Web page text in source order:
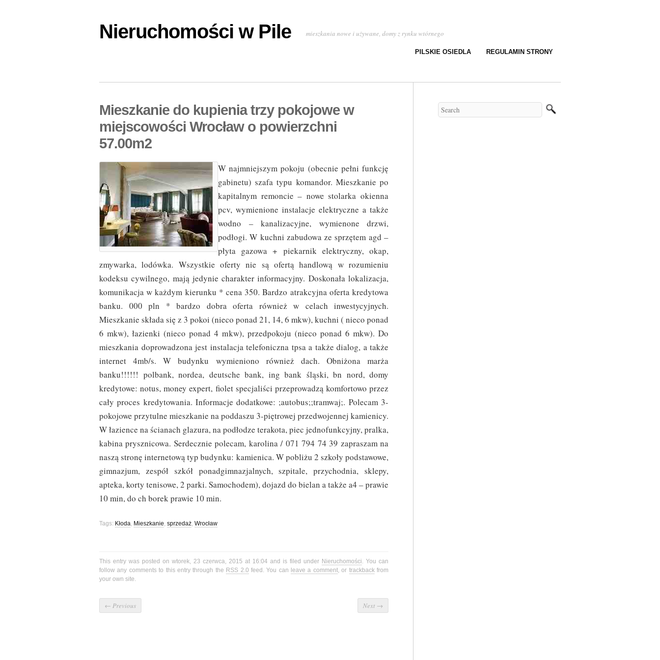
Nieruchomości w Pile mieszkania nowe i używane, domy z rynku wtórnego
PILSKIE OSIEDLA REGULAMIN STRONY
Mieszkanie do kupienia trzy pokojowe w
miejscowości Wrocław o powierzchni
57.00m2
W najmniejszym pokoju (obecnie pełni funkcję
gabinetu) szafa typu komandor. Mieszkanie po
kapitalnym remoncie – nowe stolarka okienna
pcv, wymienione instalacje elektryczne a także
wodno – kanalizacyjne, wymienone drzwi,
podłogi. W kuchni zabudowa ze sprzętem agd –
płyta gazowa + piekarnik elektryczny, okap,
zmywarka, lodówka. Wszystkie oferty nie są ofertą handlową w rozumieniu
kodeksu cywilnego, mają jedynie charakter informacyjny. Doskonała lokalizacja,
komunikacja w każdym kierunku * cena 350. Bardzo atrakcyjna oferta kredytowa
banku. 000 pln * bardzo dobra oferta również w celach inwestycyjnych.
Mieszkanie składa się z 3 pokoi (nieco ponad 21, 14, 6 mkw), kuchni ( nieco ponad
6 mkw), łazienki (nieco ponad 4 mkw), przedpokoju (nieco ponad 6 mkw). Do
mieszkania doprowadzona jest instalacja telefoniczna tpsa a także dialog, a także
internet 4mb/s. W budynku wymieniono również dach. Obniżona marża
banku!!!!!! polbank, nordea, deutsche bank, ing bank śląski, bn nord, domy
kredytowe: notus, money expert, fiolet specjaliści przeprowadzą komfortowo przez
cały proces kredytowania. Informacje dodatkowe: ;autobus;;tramwaj;. Polecam 3-
pokojowe przytulne mieszkanie na poddaszu 3-piętrowej przedwojennej kamienicy.
W łazience na ścianach glazura, na podłodze terakota, piec jednofunkcyjny, pralka,
kabina prysznicowa. Serdecznie polecam, karolina / 071 794 74 39 zapraszam na
naszą stronę internetową typ budynku: kamienica. W pobliżu 2 szkoły podstawowe,
gimnazjum, zespół szkół ponadgimnazjalnych, szpitale, przychodnia, sklepy,
apteka, korty tenisowe, 2 parki. Samochodem), dojazd do bielan a także a4 – prawie
10 min, do ch borek prawie 10 min.
Tags: Kłoda, Mieszkanie, sprzedaż, Wrocław
This entry was posted on wtorek, 23 czerwca, 2015 at 16:04 and is filed under Nieruchomości. You can
follow any comments to this entry through the RSS 2.0 feed. You can leave a comment, or trackbackfrom
your own site.
← Previous Next →